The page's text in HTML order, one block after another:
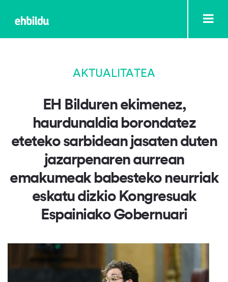
AKTUALITATEA
EH Bilduren ekimenez,
haurdunaldia borondatez
eteteko sarbidean jasaten duten
jazarpenaren aurrean
emakumeak babesteko neurriak
eskatu dizkio Kongresuak
Espainiako Gobernuari